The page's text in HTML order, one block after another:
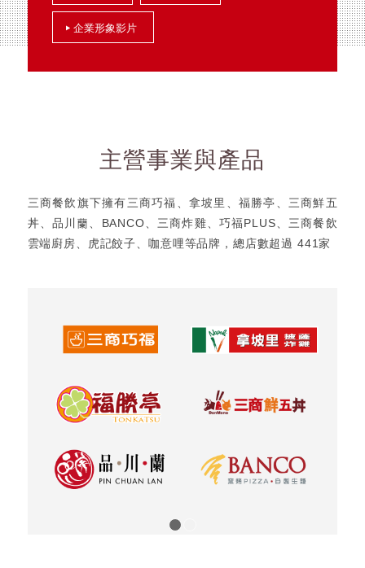
企業形象影片
主營事業與產品
三商餐飲旗下擁有三商巧福、拿坡里、福勝亭、三商鮮五
丼、品川蘭、BANCO、三商炸雞、巧福PLUS、三商餐飲
雲端廚房、虎記餃子、咖意哩等品牌，總店數超過 441家